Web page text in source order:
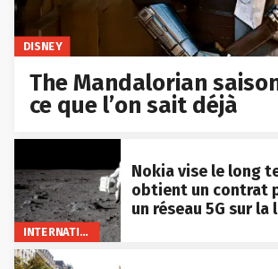
DISNEY
The Mandalorian
ce que l’on sait déjà
INTERNATIONAL
Nokia vise le long
obtient un contrat
un réseau 5G sur la